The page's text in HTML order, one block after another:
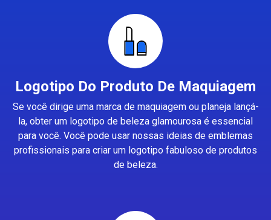
Logotipo Do Produto De Maquiagem
Se você dirige uma marca de maquiagem ou planeja lançá-
la, obter um logotipo de beleza glamourosa é essencial
para você. Você pode usar nossas ideias de emblemas
profissionais para criar um logotipo fabuloso de produtos
de beleza.